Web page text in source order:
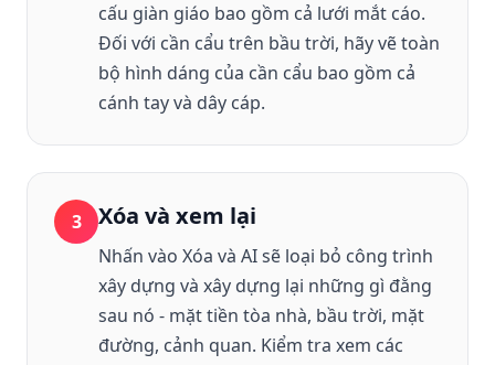
cấu giàn giáo bao gồm cả lưới mắt cáo.
Đối với cần cẩu trên bầu trời, hãy vẽ toàn
bộ hình dáng của cần cẩu bao gồm cả
cánh tay và dây cáp.
3 Xóa và xem lại
Nhấn vào Xóa và AI sẽ loại bỏ công trình
xây dựng và xây dựng lại những gì đằng
sau nó - mặt tiền tòa nhà, bầu trời, mặt
đường, cảnh quan. Kiểm tra xem các